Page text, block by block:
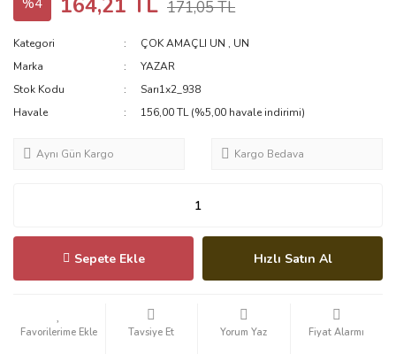
%4 171,05 TL
Kategori ÇOK AMAÇLI UN , UN
Marka
YAZAR
Stok Kodu
Sarı1x2_938
Havale
156,00 TL (%5,00 havale indirimi)
Aynı Gün Kargo Kargo Bedava
Sepete Ekle Hızlı Satın Al
Tavsiye Et Yorum Yaz Fiyat Alarmı